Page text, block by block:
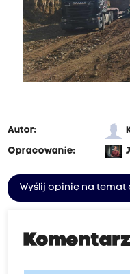
Autor:
Opracowanie:
Wyślij opinię na temat